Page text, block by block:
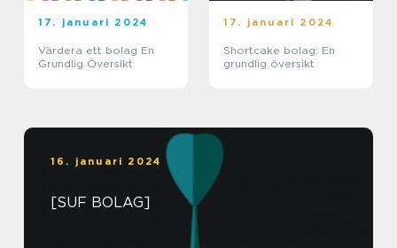
17. januari 2024
Värdera ett bolag En
Grundlig Översikt
17. januari 2024
Shortcake bolag: En
grundlig översikt
16. januari 2024
[SUF BOLAG]